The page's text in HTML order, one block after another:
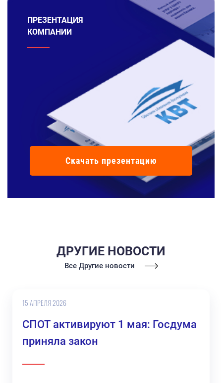
ПРЕЗЕНТАЦИЯ
КОМПАНИИ
Скачать презентацию
ДРУГИЕ НОВОСТИ
Все Другие новости
15 АПРЕЛЯ 2026
СПОТ активируют 1 мая: Госдума
приняла закон